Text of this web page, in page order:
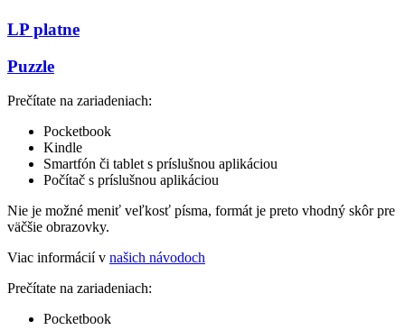
LP platne
Puzzle
Prečítate na zariadeniach:
Pocketbook
Kindle
Smartfón či tablet s príslušnou aplikáciou
Počítač s príslušnou aplikáciou
Nie je možné meniť veľkosť písma, formát je preto vhodný skôr pre
väčšie obrazovky.
Viac informácií v našich návodoch
Prečítate na zariadeniach:
Pocketbook